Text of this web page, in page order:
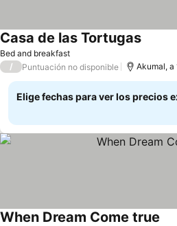
Bed and breakfast
Casa de las Tortugas
/ Puntuación no disponible Akumal, a
Elige fechas para ver los precios
When Dream Come true